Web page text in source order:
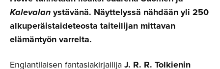
Kalevalanystävänä. Näyttelyssä nähdään yli 250
alkuperäistaideteosta taiteilijan mittavan
elämäntyön varrelta.
Englantilaisen fantasiakirjailija J. R. R. Tolkienin